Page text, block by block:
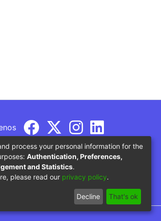
Ministerio de Educación
process your personal information for the
Authentication, Preferences,
and Statistics.
please read our privacy policy.
Decline That's ok